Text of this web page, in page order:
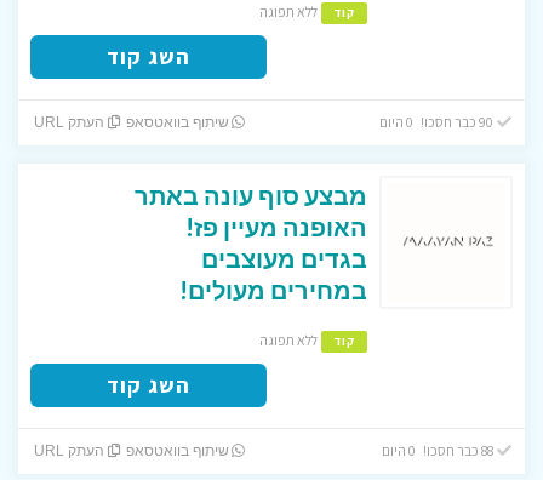
קוד ללא תפוגה
השג קוד
שיתוף בוואטסאפ העתק URL
מבצע סוף עונה באתר
האופנה מעיין פז!
בגדים מעוצבים
במחירים מעולים!
קוד ללא תפוגה
השג קוד
88 כבר חסכו! 0 היום שיתוף בוואטסאפ העתק URL